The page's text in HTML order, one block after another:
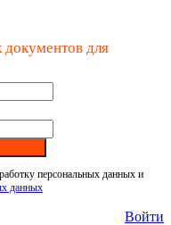
документов для
персональных данных и
данных
Войти